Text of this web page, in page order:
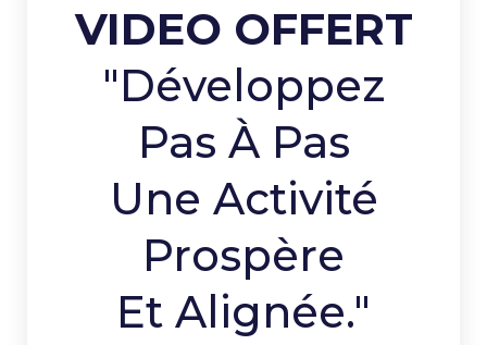
VIDEO OFFERT
"Développez
Pas À Pas
Une Activité
Prospère
Et Alignée."